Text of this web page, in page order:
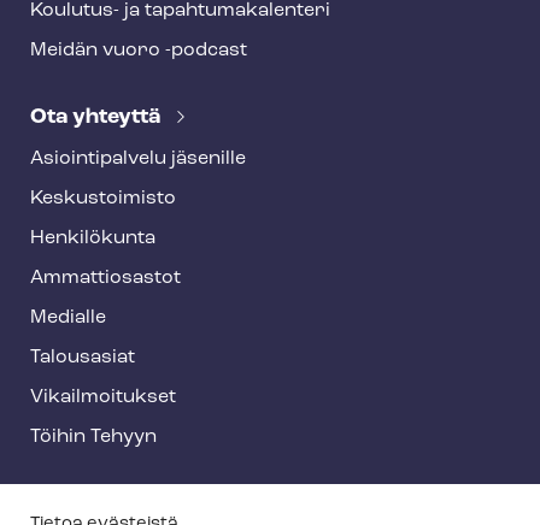
Koulutus- ja ta­pah­tu­ma­ka­len­te­ri
Meidän vuoro -podcast
Ota yhteyttä
Asioin­ti­pal­ve­lu jäsenille
Keskustoimisto
Henkilökunta
Ammattiosastot
Medialle
Talousasiat
Vi­kail­moi­tuk­set
Töihin Tehyyn